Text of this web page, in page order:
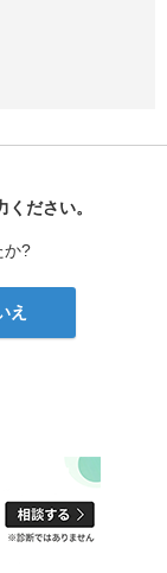
ださい。
か?
え